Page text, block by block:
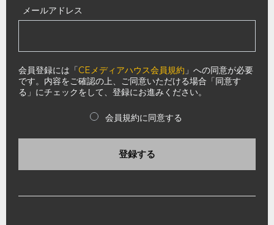
メールアドレス
会員登録には「CEメディアハウス会員規約 」への同意が必要
です。内容をご確認の上、ご同意いただける場合「同意す
る」にチェックをして、登録にお進みください。
会員規約に同意する
登録する